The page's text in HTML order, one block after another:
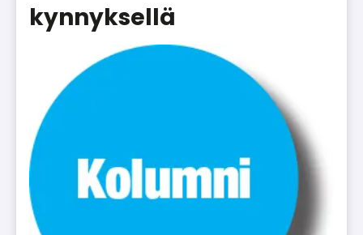
kynnyksellä